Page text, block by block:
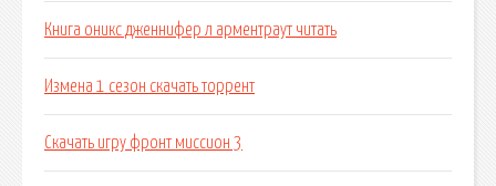
Книга оникс дженнифер л арментраут читать
Измена 1 сезон скачать торрент
Скачать игру фронт миссион 3